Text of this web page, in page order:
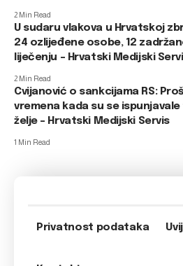
2 Min Read
U sudaru vlakova u Hrvatskoj
24 ozlijeđene osobe, 12
liječenju – Hrvatski Medijski
2 Min Read
Cvijanović o sankcijama RS:
vremena kada su se
želje – Hrvatski Medijski Servis
1 Min Read
Privatnost podataka